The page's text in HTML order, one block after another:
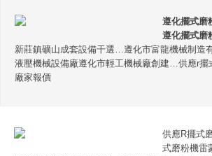
遵化擺式磨
遵化擺式磨
新莊鎮礦山成套設備干選…遵化市富龍機械制造
液壓機械設備廠遵化市輕工機械廠創建…供應r擺
廠家報價
供應R擺式
式磨粉機雷